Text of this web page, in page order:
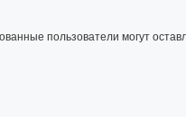
пользователи могут